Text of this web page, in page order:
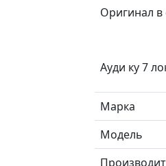
Оригинал в
Ауди ку 7
Марка
Модель